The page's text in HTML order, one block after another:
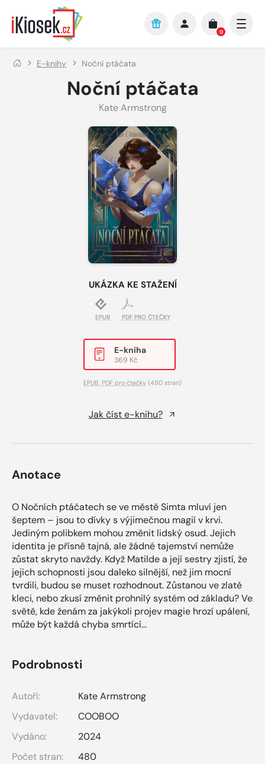
Přejít na hlavní obsah
0
E-knihy Noční ptáčata
Noční ptáčata
Kate Armstrong
UKÁZKA KE STAŽENÍ
EPUB PDF PRO ČTEČKY
E-kniha
369 Kč
EPUB, PDF pro čtečky (480 stran)
Jak číst e-knihu?
Anotace
O Nočních ptáčatech se ve městě Simta mluví jen
šeptem – jsou to dívky s výjimečnou magií v krvi.
Jediným polibkem mohou změnit lidský osud. Jejich
identita je přísně tajná, ale žádné tajemství nemůže
zůstat skryto navždy. Když Matilde a její sestry zjistí, že
jejich schopnosti jsou daleko silnější, než jim mocní
tvrdili, budou se muset rozhodnout. Zůstanou ve zlaté
kleci, nebo zkusí změnit prohnilý systém od základu? Ve
světě, kde ženám za jakýkoli projev magie hrozí upálení,
může být každá chyba smrtící…
Podrobnosti
Autoři:
Kate Armstrong
Vydavatel:
COOBOO
Vydáno:
2024
Počet stran:
480